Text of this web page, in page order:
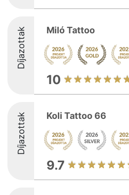
Díjazottak Miló Tattoo
10
Díjazottak Koli Tattoo 66
9.7